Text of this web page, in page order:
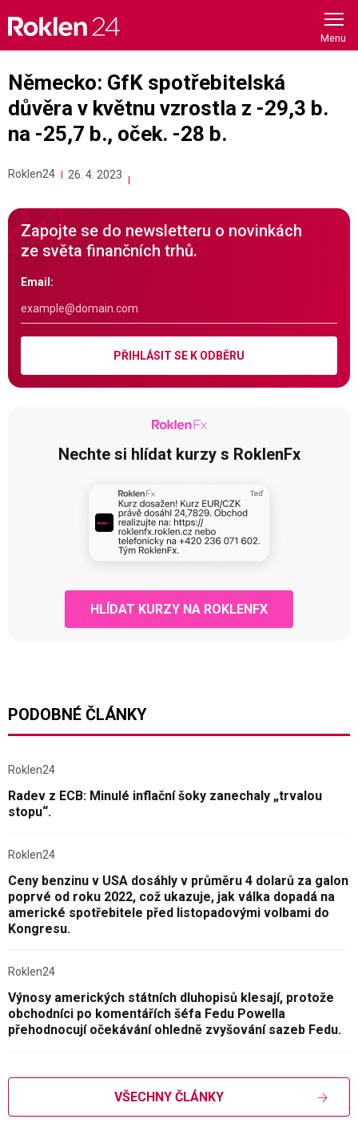
content
Německo: GfK spotřebitelská
důvěra v květnu vzrostla z -29,3 b.
na -25,7 b., oček. -28 b.
Roklen24 26. 4. 2023
Zapojte se do newsletteru o novinkách
ze světa finančních trhů.
Email:
PŘIHLÁSIT SE K ODBĚRU
Nechte si hlídat kurzy s RoklenFx
HLÍDAT KURZY NA ROKLENFX
PODOBNÉ ČLÁNKY
Roklen24
Radev z ECB: Minulé inflační šoky zanechaly „trvalou
stopu“.
Roklen24
Ceny benzinu v USA dosáhly v průměru 4 dolarů za galon
poprvé od roku 2022, což ukazuje, jak válka dopadá na
americké spotřebitele před listopadovými volbami do
Kongresu.
Roklen24
Výnosy amerických státních dluhopisů klesají, protože
obchodníci po komentářích šéfa Fedu Powella
přehodnocují očekávání ohledně zvyšování sazeb Fedu.
VŠECHNY ČLÁNKY